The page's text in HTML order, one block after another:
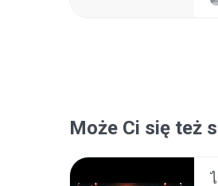
Może Ci się też